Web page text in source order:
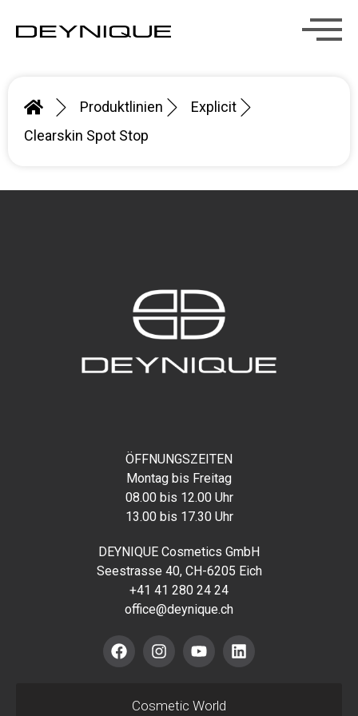
Produktlinien
Explicit
Clearskin Spot Stop
ÖFFNUNGSZEITEN
Montag bis Freitag
08.00 bis 12.00 Uhr
13.00 bis 17.30 Uhr
DEYNIQUE Cosmetics GmbH
Seestrasse 40, CH-6205 Eich
+41 41 280 24 24
office@deynique.ch
Cosmetic World